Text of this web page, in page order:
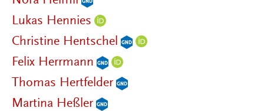
Lukas Hennies
Christine Hentschel
Felix Herrmann
Thomas Hertfelder
Martina Heßler